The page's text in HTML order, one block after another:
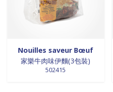
Nouilles saveur Bœuf
家樂牛肉味伊麵(3包裝)
502415